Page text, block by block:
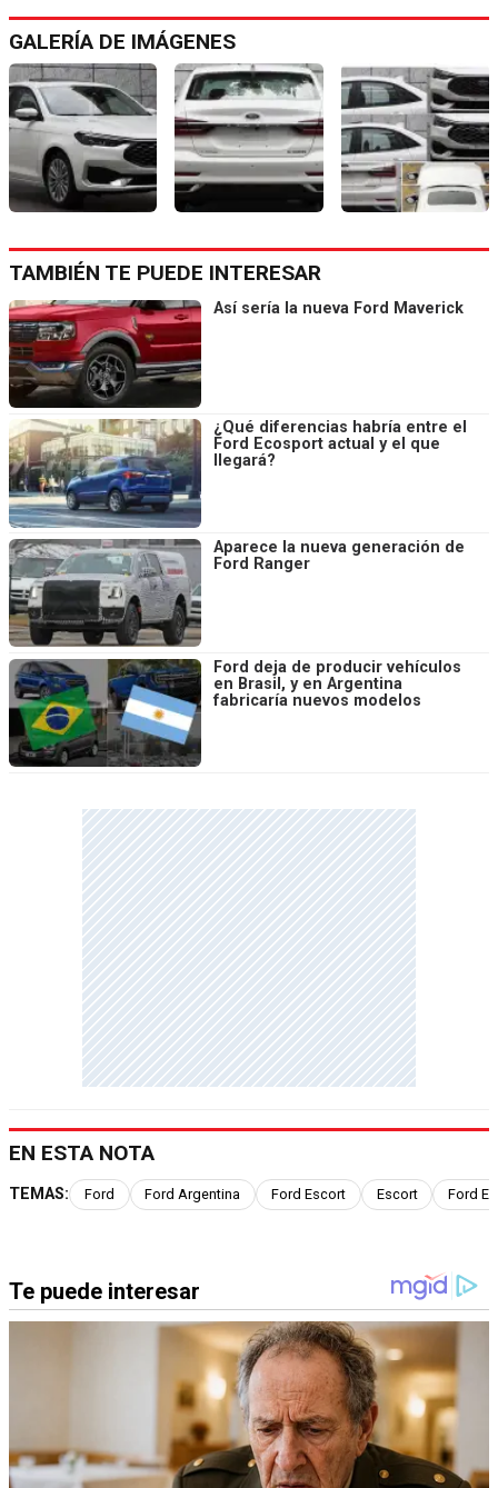
GALERÍA DE IMÁGENES
TAMBIÉN TE PUEDE INTERESAR
Así sería la nueva Ford Maverick
¿Qué diferencias habría entre el
Ford Ecosport actual y el que
llegará?
Aparece la nueva generación de
Ford Ranger
Ford deja de producir vehículos
en Brasil, y en Argentina
fabricaría nuevos modelos
EN ESTA NOTA
TEMAS: Ford Ford Argentina Ford Escort Escort Ford